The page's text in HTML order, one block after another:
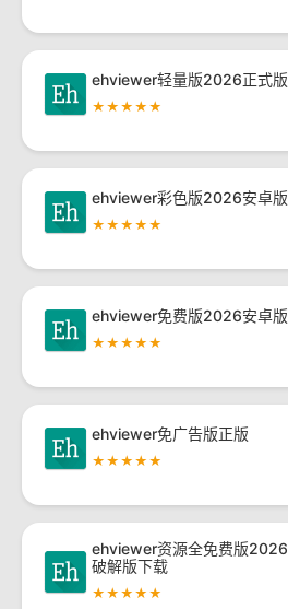
ehviewer轻量版2026正式版
★★★★★
ehviewer彩色版2026安卓版
★★★★★
ehviewer免费版2026安卓版
★★★★★
ehviewer免广告版正版
★★★★★
ehviewer资源全免费版2026
破解版下载
★★★★★